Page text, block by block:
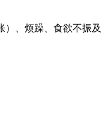
）、烦躁、食欲不振及